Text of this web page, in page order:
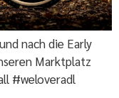
nach die Early
Marktplatz
#weloveradl